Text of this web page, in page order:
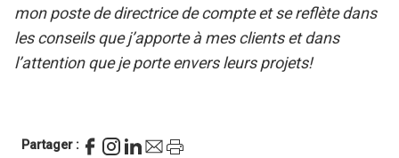
mon poste de directrice de compte et se reflète dans
les conseils que j’apporte à mes clients et dans
l’attention que je porte envers leurs projets!
Partager :